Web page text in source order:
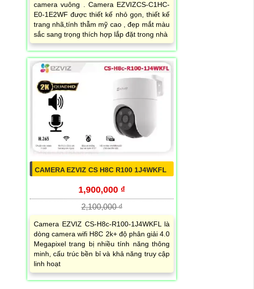
camera vuông . Camera EZVIZCS-C1HC-
E0-1E2WF được thiết kế nhỏ gọn, thiết kế
trang nhã,tính thẫm mỹ cao , đẹp mắt màu
sắc sang trọng thích hợp lắp đặt trong nhà
CAMERA EZVIZ CS H8C R100 1J4WKFL
1,900,000 ₫
2,100,000 ₫
Camera EZVIZ CS-H8c-R100-1J4WKFL là
dòng camera wifi H8C 2k+ độ phân giải 4.0
Megapixel trang bị nhiều tính năng thông
minh, cấu trúc bền bỉ và khả năng truy cập
linh hoạt